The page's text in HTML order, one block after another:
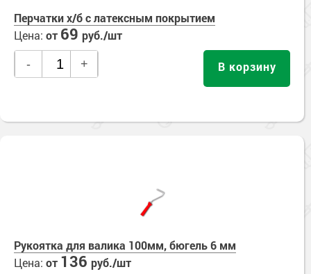
Перчатки х/б с латексным покрытием
Цена: от 69 руб./шт
- + В корзину
Рукоятка для валика 100мм, бюгель 6 мм
Цена: от 136 руб./шт